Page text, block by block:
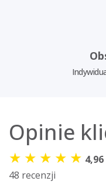
Opinie
★ ★ ★ ★ ★ 4,96
48 recenzji